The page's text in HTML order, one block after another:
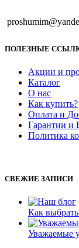
ПОЛЕЗНЫЕ
Акции и
Каталог
О нас
Как купить?
Оплата и
Гарантии и
Политика
СВЕЖИЕ ЗАПИСИ
Как
Уважаемые